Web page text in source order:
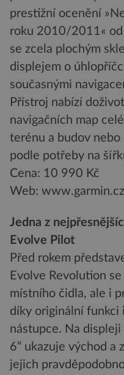
prestižní ocenění
roku 2010/2011« od
se zcela plochým
displejem o
současnými
Přístroj nabízí
navigačních map
terénu a budov
podle potřeby na
Cena: 10 990 Kč
Web: www.garmin.cz
Jedna z
Evolve Pilot
Před rokem
Evolve Revolution
místního čidla, ale i
díky originální funkci
nástupce. Na
6“ ukazuje východ a
jejich